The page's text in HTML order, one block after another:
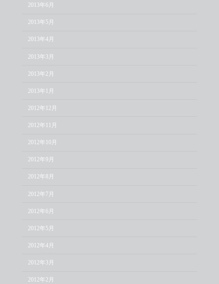
2013年6月
2013年5月
2013年4月
2013年3月
2013年2月
2013年1月
2012年12月
2012年11月
2012年10月
2012年9月
2012年8月
2012年7月
2012年6月
2012年5月
2012年4月
2012年3月
2012年2月